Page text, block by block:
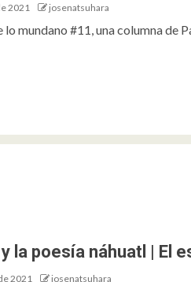
2021 josenatsuhara
mundano #11, una columna de
la poesía náhuatl | El
2021 josenatsuhara